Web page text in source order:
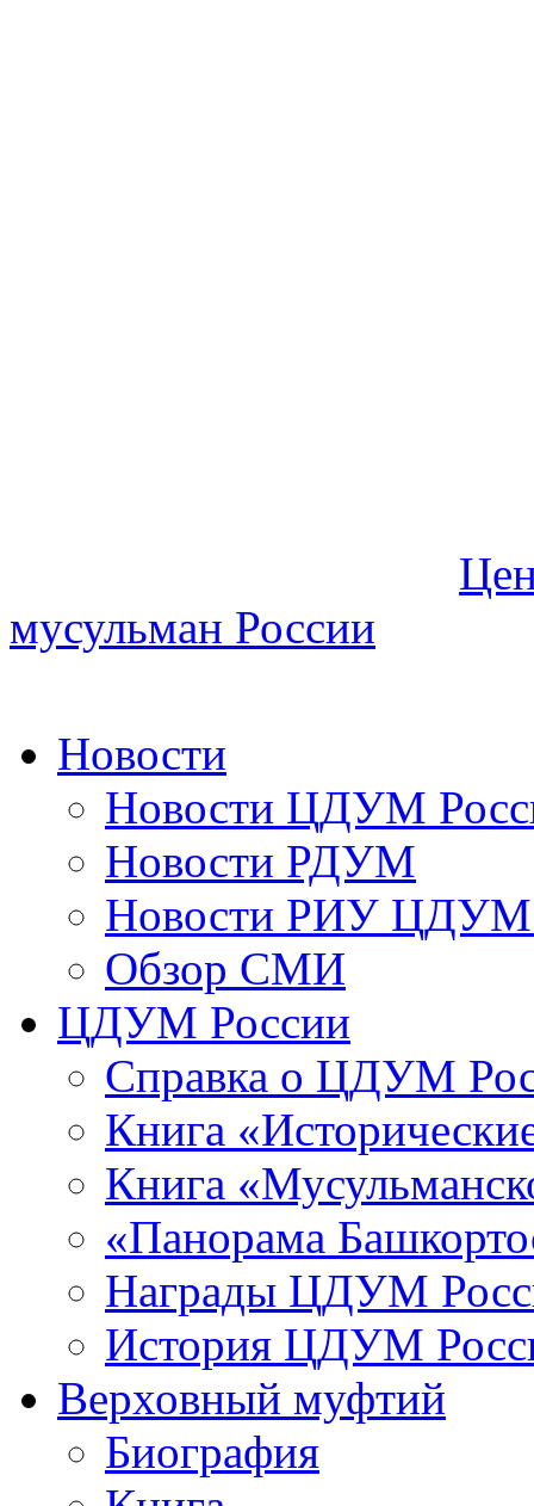
мусульман России
Новости
Новости ЦДУМ
Новости РДУМ
Новости РИУ ЦДУМ
Обзор СМИ
ЦДУМ России
Справка о ЦДУМ
Книга
Книга
«Панорама
Награды ЦДУМ
История ЦДУМ
Верховный муфтий
Биография